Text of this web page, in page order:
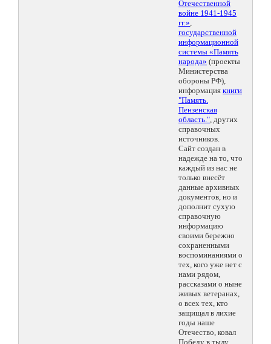
Отечественной
войне 1941-1945
гг.»,
государственной
информационной
системы «Память
народа» (проекты
Министерства
обороны РФ),
информация книги
"Память.
Пензенская
область.", других
справочных
источников.
Сайт создан в
надежде на то, что
каждый из нас не
только внесёт
данные архивных
документов, но и
дополнит сухую
справочную
информацию
своими бережно
сохраненными
воспоминаниями о
тех, кого уже нет с
нами рядом,
рассказами о ныне
живых ветеранах,
о всех тех, кто
защищал в лихие
годы наше
Отечество, ковал
Победу в тылу,